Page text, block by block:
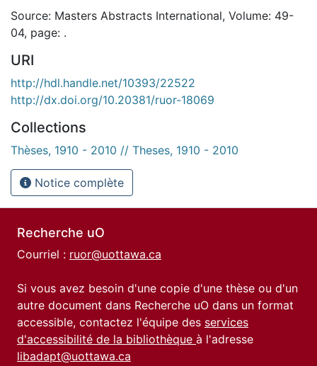
Source: Masters Abstracts International, Volume: 49-
04, page: .
URI
http://hdl.handle.net/10393/22522
http://dx.doi.org/10.20381/ruor-18069
Collections
Thèses, 1910 - 2010 // Theses, 1910 - 2010
Notice complète
Recherche uO
Courriel : ruor@uottawa.ca
Si vous avez besoin d'une copie d'une thèse ou d'un
autre document dans Recherche uO dans un format
accessible, contactez l'équipe des services
d'accessibilité de la bibliothèque à l'adresse
libadapt@uottawa.ca